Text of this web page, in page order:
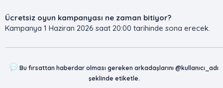
Ücretsiz oyun kampanyası ne zaman bitiyor?
Kampanya 1 Haziran 2026 saat 20:00 tarihinde sona erecek.
Bu fırsattan haberdar olması gereken arkadaşlarını @kullanıcı_adı
şeklinde etiketle.